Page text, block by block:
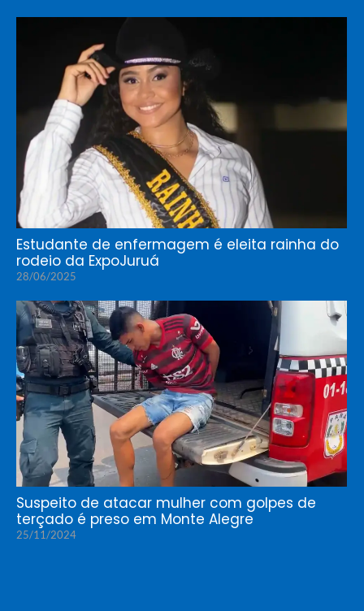
Estudante de enfermagem é eleita rainha do
rodeio da ExpoJuruá
28/06/2025
Suspeito de atacar mulher com golpes de
terçado é preso em Monte Alegre
25/11/2024